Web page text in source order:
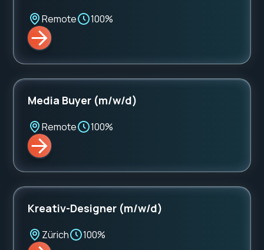
Remote 100%
Media Buyer (m/w/d)
Remote 100%
Kreativ-Designer (m/w/d)
Zürich 100%